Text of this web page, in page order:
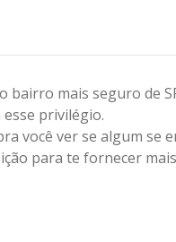
bairro mais seguro de
esse privilégio.
você ver se algum se
para te fornecer